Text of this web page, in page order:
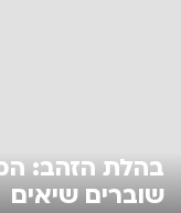
בהלת הזהב:
שוברים שיאים